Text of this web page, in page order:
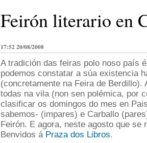
Feirón literario en
17:52 20/08/2008
A tradición das feiras polo noso país
podemos constatar a súa existencia
(concretamente na Feira de
todas na vila (non sen polémica, por
clasificar os domingos do mes en
sabemos- (impares) e Carballo
Feirón. E agora, neste agosto que se
Benvidos á Praza dos Libros.